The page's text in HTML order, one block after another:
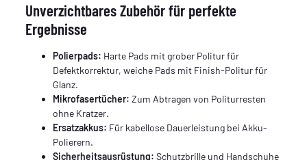
Unverzichtbares Zubehör für perfekte
Ergebnisse
Polierpads: Harte Pads mit grober Politur für
Defektkorrektur, weiche Pads mit Finish-Politur für
Glanz.
Mikrofasertücher: Zum Abtragen von Politurresten
ohne Kratzer.
Ersatzakkus: Für kabellose Dauerleistung bei Akku-
Polierern.
Sicherheitsausrüstung: Schutzbrille und Handschuhe